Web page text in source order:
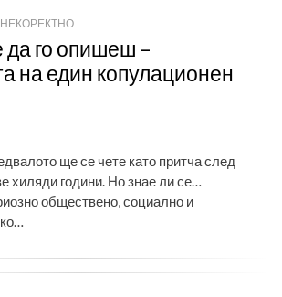
да го опишеш –
на един копулационен
ще се чете като притча след
хиляди години. Но знае ли се…
обществено, социално и